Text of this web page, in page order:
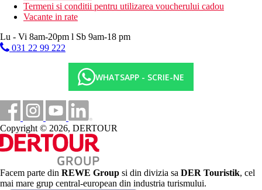
Activitati sportive contra cost
teren de golf (la maxim 3 km)
spa & centru de wellness
masaj
Demipensiune:
Categoria oficiala
3 stele
Nota
Taxa: taxa turistica 2 EUR/persoana/zi achitabila in numerar la
locul de sedere. Este necesar un casca de inot in piscina
hotelului.
Termeni si conditii pentru utilizarea voucherului cadou
Vacante in rate
Lu - Vi 8am-20pm l Sb 9am-18 pm
031 22 99 222
WHATSAPP - SCRIE-NE
Copyright © 2026, DERTOUR
Facem parte din REWE Group si din divizia sa DER Touristik, cel
mai mare grup central-european din industria turismului.